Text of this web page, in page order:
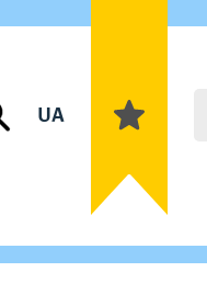
UA